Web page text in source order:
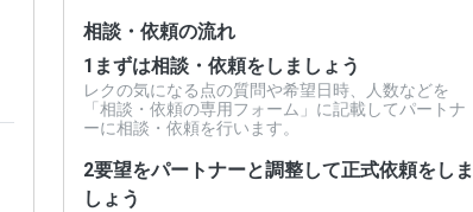
相談・依頼の流れ
1 まずは相談・依頼をしましょう
レクの気になる点の質問や希望日時、人数などを
「相談・依頼の専用フォーム」に記載してパートナ
ーに相談・依頼を行います。
2要望をパートナーと調整して正式依頼をしま
しょう